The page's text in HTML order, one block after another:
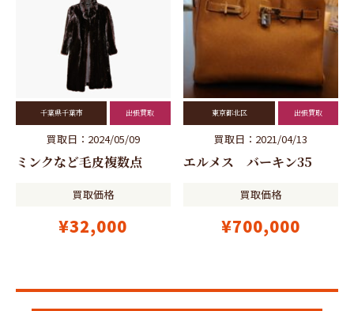
千葉県千葉市 出張買取
買取日：2024/05/09
ミンクなど毛皮複数点
買取価格
¥32,000
東京都北区 出張買取
買取日：2021/04/13
エルメス バーキン35
買取価格
¥700,000